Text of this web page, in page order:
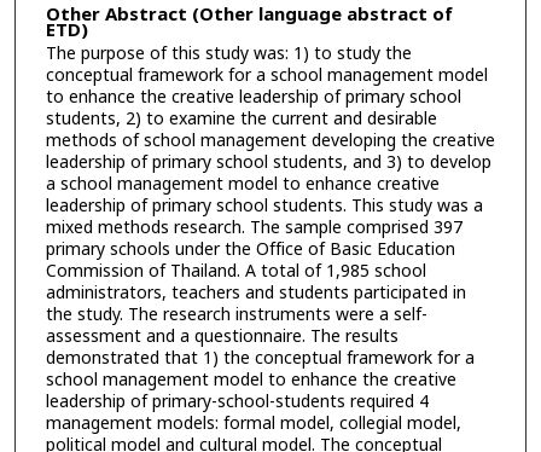
Other Abstract (Other language abstract of
ETD)
The purpose of this study was: 1) to study the
conceptual framework for a school management model
to enhance the creative leadership of primary school
students, 2) to examine the current and desirable
methods of school management developing the creative
leadership of primary school students, and 3) to develop
a school management model to enhance creative
leadership of primary school students. This study was a
mixed methods research. The sample comprised 397
primary schools under the Office of Basic Education
Commission of Thailand. A total of 1,985 school
administrators, teachers and students participated in
the study. The research instruments were a self-
assessment and a questionnaire. The results
demonstrated that 1) the conceptual framework for a
school management model to enhance the creative
leadership of primary-school-students required 4
management models: formal model, collegial model,
political model and cultural model. The conceptual